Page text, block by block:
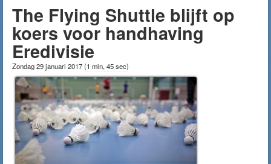
The Flying Shuttle blijft op
koers voor handhaving
Eredivisie
Zondag 29 januari 2017(1 min, 45 sec)